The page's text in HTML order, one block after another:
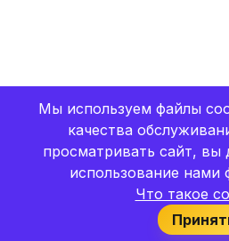
Мы используем файлы
качества
просматривать сайт, вы
использование нами
Что такое